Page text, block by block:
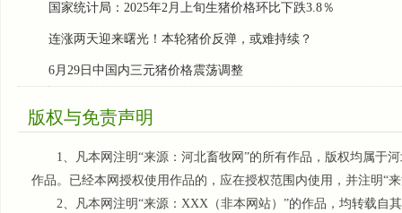
国家统计局：2025年2月上旬生猪价格环比下跌3.8％
连涨两天迎来曙光！本轮猪价反弹，或难持续？
6月29日中国内三元猪价格震荡调整
版权与免责声明
1、凡本网注明“来源：河北畜牧网”的所有作品，版权均属于
作品。已经本网授权使用作品的，应在授权范围内使用，并注明“
2、凡本网注明“来源：XXX（非本网站）”的作品，均转载自